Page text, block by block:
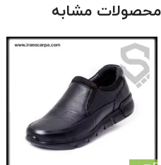
محصولات مشابه